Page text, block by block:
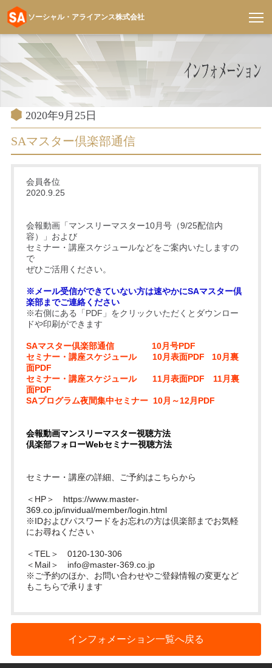
テ
ン
ソーシャル・アライアンス株式会社
投
稿
2020年9月25日
SAマスター倶楽部通信
会員各位
2020.9.25
会報動画「マンスリーマスター10月号（9/25配信内
容）」および
セミナー・講座スケジュールなどをご案内いたしますの
で
ぜひご活用ください。
※メール受信ができていない方は速やかにSAマスター倶
楽部までご連絡ください
※右側にある「PDF」をクリックいただくとダウンロー
ドや印刷ができます
SAマスター倶楽部通信 10月号PDF
セミナー・講座スケジュール 10月表面PDF
10月裏
面PDF
セミナー・講座スケジュール 11月表面PDF
11月裏
面PDF
SAプログラム夜間集中セミナー 10月～12月PDF
会報動画マンスリーマスター視聴方法
倶楽部フォローWebセミナー視聴方法
セミナー・講座の詳細、ご予約はこちらから
＜HP＞ https://www.master-
369.co.jp/invidual/member/login.html
※IDおよびパスワードをお忘れの方は倶楽部までお気軽
にお尋ねください
＜TEL＞ 0120-130-306
＜Mail＞ info@master-369.co.jp
※ご予約のほか、お問い合わせやご登録情報の変更など
もこちらで承ります
インフォメーション一覧へ戻る